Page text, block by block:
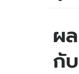
ข่า
ข่า
ผ
กั